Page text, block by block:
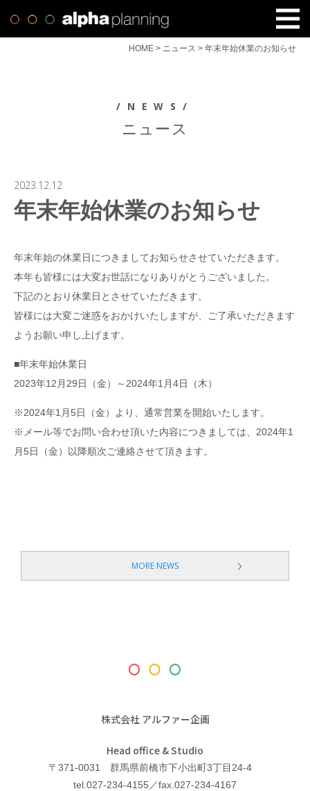
HOME > ニュース > 年末年始休業のお知らせ
/NEWS/
ニュース
2023.12.12
年末年始休業のお知らせ
年末年始の休業日につきましてお知らせさせていただきます。
本年も皆様には大変お世話になりありがとうございました。
下記のとおり休業日とさせていただきます。
皆様には大変ご迷惑をおかけいたしますが、ご了承いただきます
ようお願い申し上げます。
■年末年始休業日
2023年12月29日（金）～2024年1月4日（木）
※2024年1月5日（金）より、通常営業を開始いたします。
※メール等でお問い合わせ頂いた内容につきましては、2024年1
月5日（金）以降順次ご連絡させて頂きます。
MORE NEWS
株式会社 アルファー企画
Head office & Studio
〒371-0031 群馬県前橋市下小出町3丁目24-4
tel.027-234-4155／fax.027-234-4167